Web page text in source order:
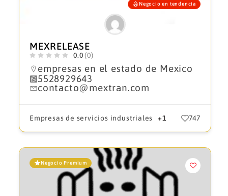
Negocio en tendencia
MEXRELEASE
0.0 (0)
empresas en el estado de Mexico
5528929643
contacto@mextran.com
Empresas de servicios industriales +1 747
Negocio Premium